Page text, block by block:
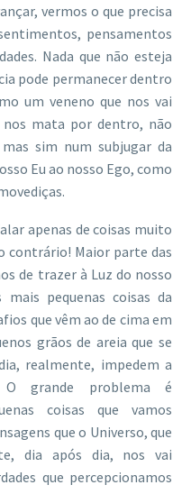
vermos o que precisa
pensamentos
Nada que não esteja
pode permanecer dentro
um veneno que nos vai
nos mata por dentro, não
sim num subjugar da
Eu ao nosso Ego, como
apenas de coisas muito
contrário! Maior parte das
de trazer à Luz do nosso
pequenas coisas da
que vêm ao de cima em
grãos de areia que se
realmente, impedem a
O grande problema é
coisas que vamos
que o Universo, que
dia após dia, nos vai
que percepcionamos